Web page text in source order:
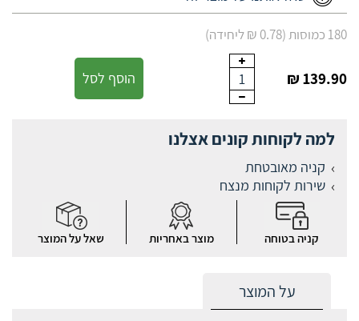
180 כמוסות (0.78 ₪ ליחידה)
139.90 ₪
1 הוסף לסל
למה לקוחות קונים אצלנו
קניה מאובטחת
שירות לקוחות מנצח
קניה בטוחה מוצר באחריות שאל על המוצר
על המוצר